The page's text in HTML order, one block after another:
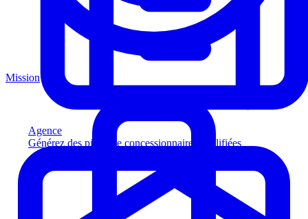
Agence
Générez des pistes de concessionnaires qualifiées
Mission